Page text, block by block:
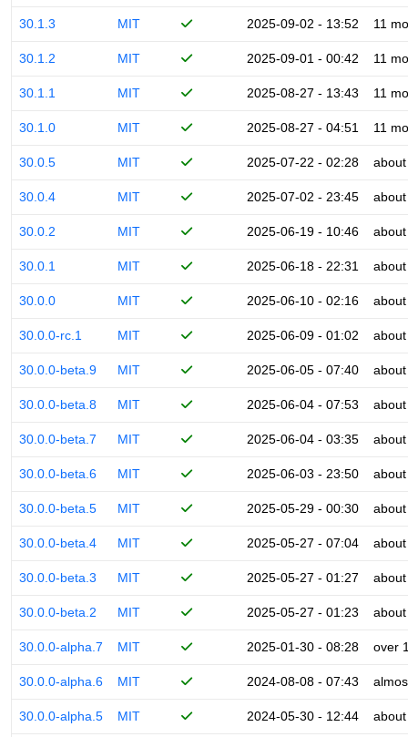
30.1.3 MIT 2025-09-02 - 13:52 11
30.1.2 MIT 2025-09-01 - 00:42 11
30.1.1 MIT 2025-08-27 - 13:43 11
30.1.0 MIT 2025-08-27 - 04:51 11
30.0.5 MIT 2025-07-22 - 02:28
30.0.4 MIT 2025-07-02 - 23:45
30.0.2 MIT 2025-06-19 - 10:46
30.0.1 MIT 2025-06-18 - 22:31
30.0.0 MIT 2025-06-10 - 02:16
30.0.0-rc.1 MIT 2025-06-09 - 01:02
30.0.0-beta.9 MIT 2025-06-05 - 07:40
30.0.0-beta.8 MIT 2025-06-04 - 07:53
30.0.0-beta.7 MIT 2025-06-04 - 03:35
30.0.0-beta.6 MIT 2025-06-03 - 23:50
30.0.0-beta.5 MIT 2025-05-29 - 00:30
30.0.0-beta.4 MIT 2025-05-27 - 07:04
30.0.0-beta.3 MIT 2025-05-27 - 01:27
30.0.0-beta.2 MIT 2025-05-27 - 01:23
30.0.0-alpha.7 MIT 2025-01-30 - 08:28 over
30.0.0-alpha.6 MIT 2024-08-08 - 07:43
30.0.0-alpha.5 MIT 2024-05-30 - 12:44